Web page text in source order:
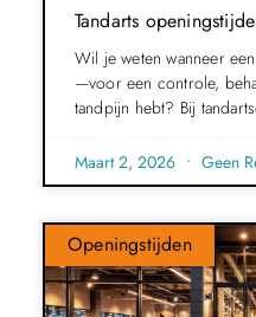
Tandarts
Wil je weten wanneer
—voor een controle,
tandpijn hebt? Bij
Maart 2, 2026 Geen
Openingstijden